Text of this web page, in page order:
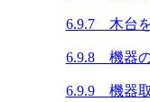
6.9.7 木台
6.9.8 機器
6.9.9 機器